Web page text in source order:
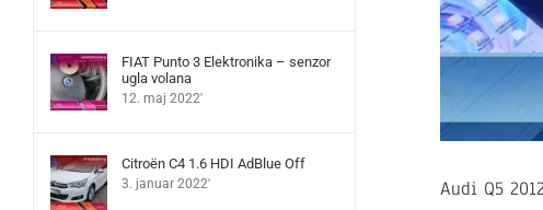
Audi Q5
FIAT Punto 3 Elektronika – senzor
ugla volana
12. maj 2022'
Citroën C4 1.6 HDI AdBlue Off
3. januar 2022'